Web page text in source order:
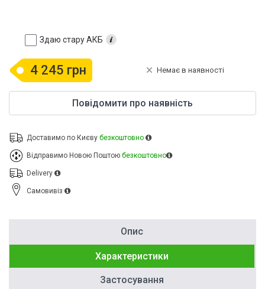
Здаю стару АКБ
4 245 грн Немає в наявності
Повідомити про наявність
Доставимо по Києву безкоштовно
Відправимо Новою Поштою безкоштовно
Delivery
Cамовивіз
Опис
Характеристики
Застосування